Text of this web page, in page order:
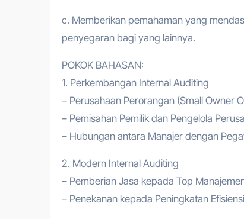
c. Memberikan pemahaman yang
penyegaran bagi yang lainnya.
POKOK BAHASAN:
1. Perkembangan Internal Auditing
– Perusahaan Perorangan (Small Owner
– Pemisahan Pemilik dan Pengelola
– Hubungan antara Manajer dengan
2. Modern Internal Auditing
– Pemberian Jasa kepada Top
– Penekanan kepada Peningkatan